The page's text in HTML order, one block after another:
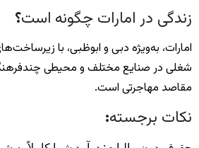
زندگی در امارات چگونه است؟
امارات، به‌ویژه دبی و ابوظبی، با
شغلی در صنایع مختلف و محیطی
مقاصد مهاجرتی است.
نکات برجسته: